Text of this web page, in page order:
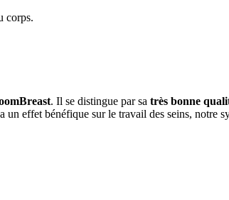
corps.
. Il se distingue par sa très bonne
effet bénéfique sur le travail des seins, notre